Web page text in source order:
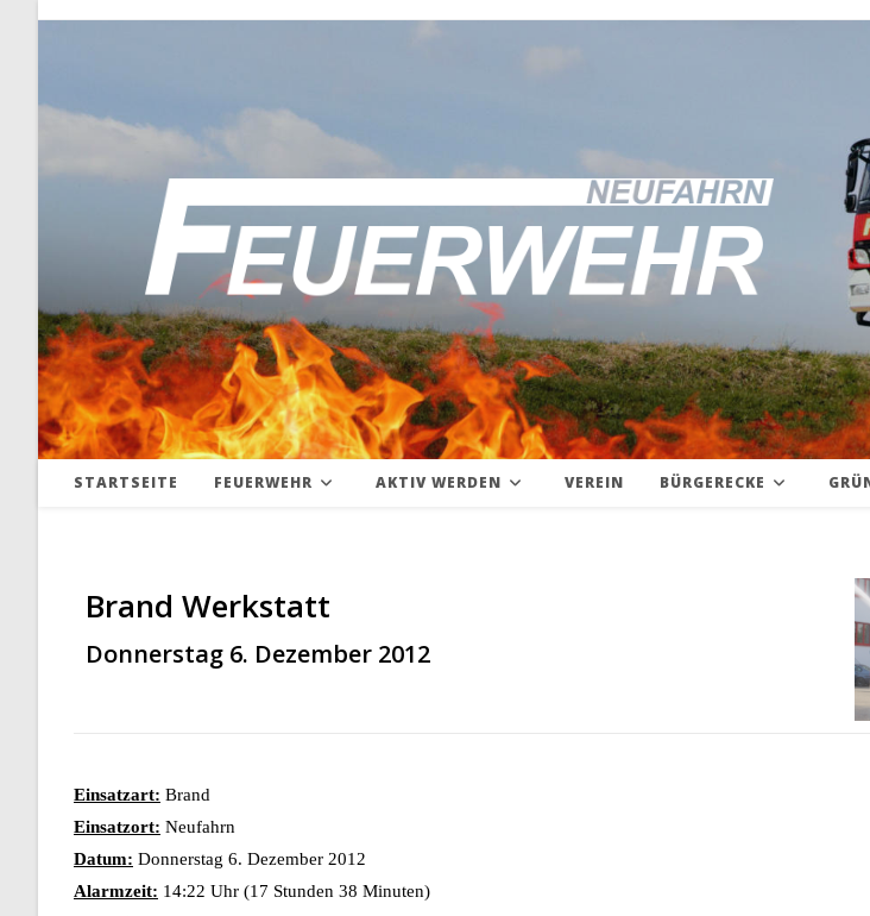
STARTSEITE FEUERWEHR AKTIV WERDEN VEREIN BÜRGERECKE
Brand Werkstatt
Donnerstag 6. Dezember 2012
Einsatzart: Brand
Einsatzort: Neufahrn
Datum: Donnerstag 6. Dezember 2012
Alarmzeit: 14:22 Uhr (17 Stunden 38 Minuten)